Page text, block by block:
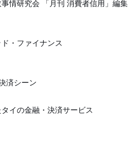
情研究会 「月刊 消費者信用」編集
・ファイナンス
済シーン
イの金融・決済サービス